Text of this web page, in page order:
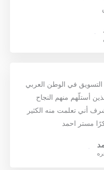
التسويق في الوطن العربي
أستلّهم منهم النجاح
أني تعلمت منه الكثير
مستر احمد